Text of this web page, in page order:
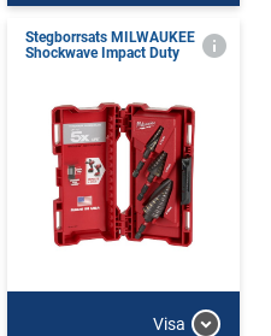
Stegborrsats MILWAUKEE
Shockwave Impact Duty
Visa